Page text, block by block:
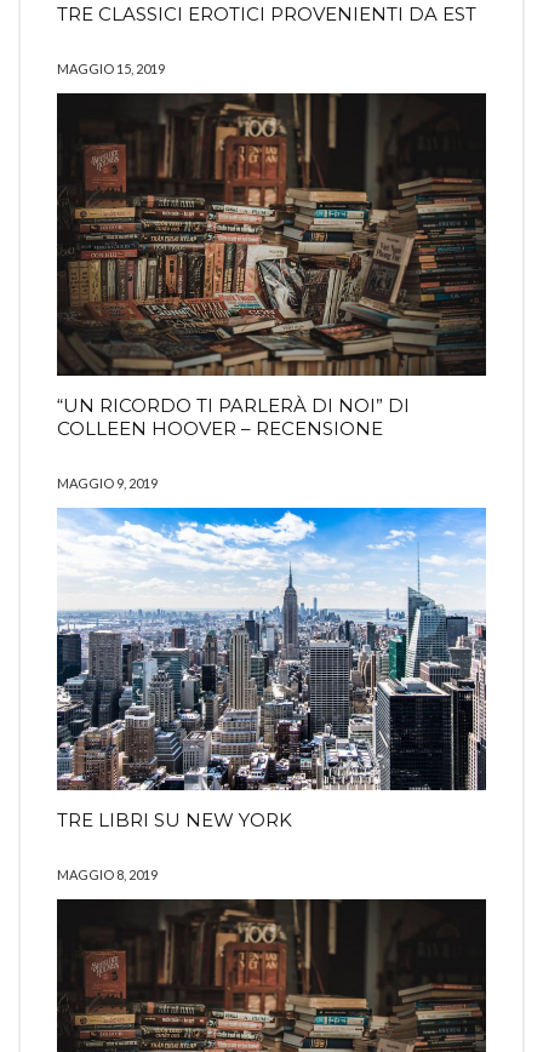
TRE CLASSICI EROTICI PROVENIENTI DA EST
MAGGIO 15, 2019
“UN RICORDO TI PARLERÀ DI NOI” DI
COLLEEN HOOVER – RECENSIONE
MAGGIO 9, 2019
TRE LIBRI SU NEW YORK
MAGGIO 8, 2019